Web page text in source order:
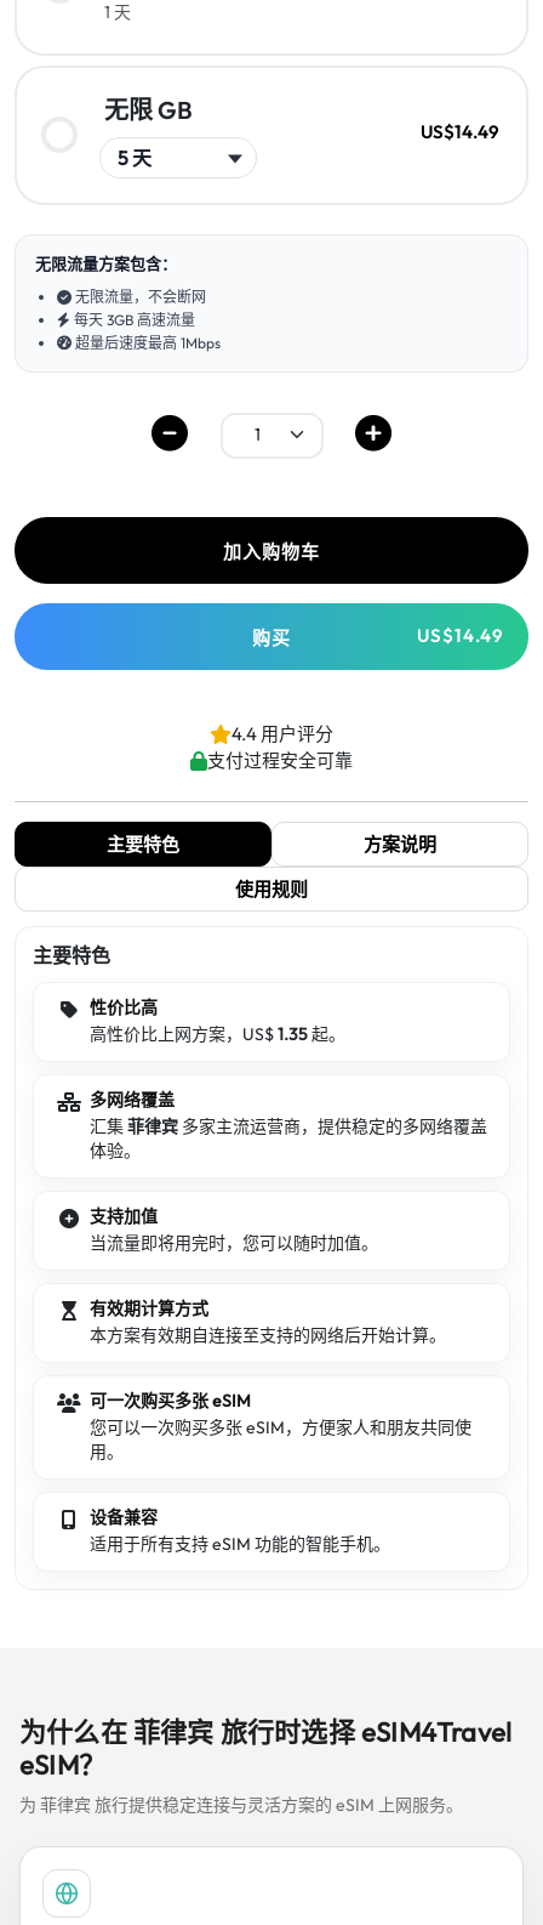
1 天
无限 GB
US$14.49
无限流量方案包含：
无限流量，不会断网
每天 3GB 高速流量
超量后速度最高 1Mbps
加入购物车
购买 US$14.49
4.4 用户评分
支付过程安全可靠
主要特色
方案说明
使用规则
主要特色
性价比高
高性价比上网方案，US$1.35起。
多网络覆盖
汇集菲律宾 多家主流运营商，提供稳定的多网络覆盖
体验。
支持加值
当流量即将用完时，您可以随时加值。
有效期计算方式
本方案有效期自连接至支持的网络后开始计算。
可一次购买多张 eSIM
您可以一次购买多张 eSIM，方便家人和朋友共同使
用。
设备兼容
适用于所有支持 eSIM 功能的智能手机。
为什么在 菲律宾 旅行时选择 eSIM4Travel
eSIM？
为 菲律宾 旅行提供稳定连接与灵活方案的 eSIM 上网服务。